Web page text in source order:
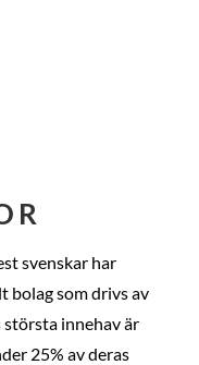
svenskar har
bolag som drivs av
innehav är
25% av deras